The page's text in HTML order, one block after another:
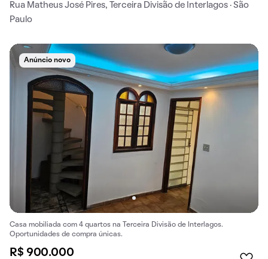
Rua Matheus José Pires, Terceira Divisão de Interlagos · São
Paulo
Anúncio novo
Casa mobiliada com 4 quartos na Terceira Divisão de Interlagos.
Oportunidades de compra únicas.
R$ 900.000